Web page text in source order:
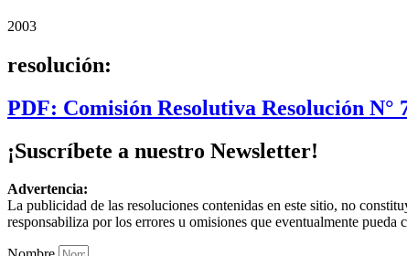
2003
resolución:
PDF: Comisión Resolutiva Resolución N°
¡Suscríbete a nuestro Newsletter!
Advertencia:
La publicidad de las resoluciones contenidas en este sitio, no
responsabiliza por los errores u omisiones que eventualmente